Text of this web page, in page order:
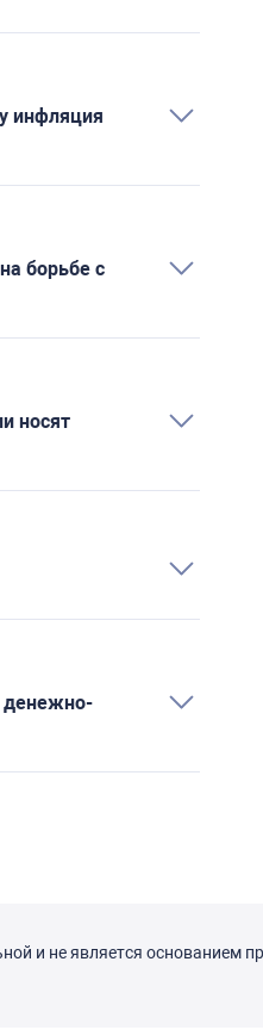
инфляция
борьбе с
носят
денежно-
и не является основанием